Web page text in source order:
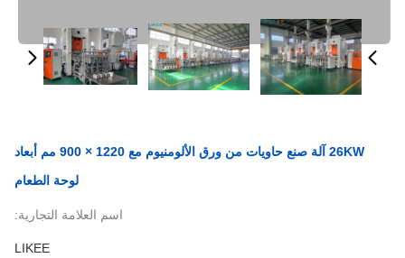
26KW آلة صنع حاويات من ورق الألومنيوم مع 1220 × 900 مم أبعاد
لوحة الطعام
اسم العلامة التجارية:
LIKEE